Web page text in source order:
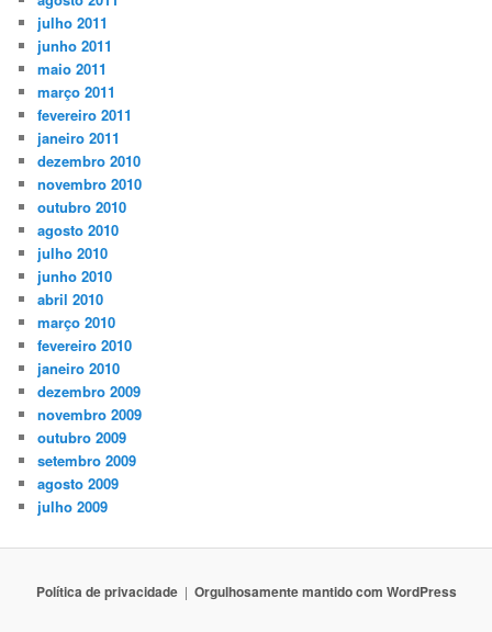
julho 2011
junho 2011
maio 2011
março 2011
fevereiro 2011
janeiro 2011
dezembro 2010
novembro 2010
outubro 2010
agosto 2010
julho 2010
junho 2010
abril 2010
março 2010
fevereiro 2010
janeiro 2010
dezembro 2009
novembro 2009
outubro 2009
setembro 2009
agosto 2009
julho 2009
Polí­tica de privacidade Orgulhosamente mantido com WordPress